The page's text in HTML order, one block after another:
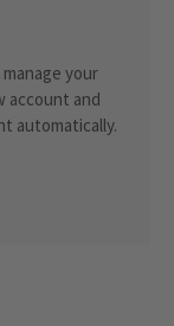
your
account and
automatically.